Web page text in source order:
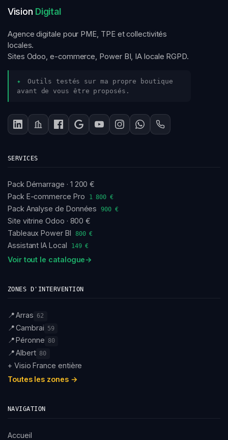
Vision Digital
Agence digitale pour PME, TPE et collectivités
locales.
Sites Odoo, e-commerce, Power BI, IA locale RGPD.
✦
Outils testés sur ma propre boutique
avant de vous être proposés.
SERVICES
Pack Démarrage · 1 200 €
Pack E-commerce Pro
1 800 €
Pack Analyse de Données 900 €
Site vitrine Odoo · 800 €
Tableaux Power BI 800 €
Assistant IA Local 149 €
Voir tout le catalogue→
ZONES D'INTERVENTION
📍Arras 62
📍Cambrai 59
📍Péronne 80
📍Albert 80
+ Visio France entière
Toutes les zones →
NAVIGATION
Accueil